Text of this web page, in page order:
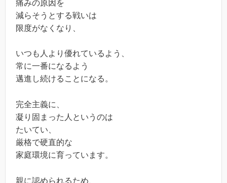
痛みの原因を
減らそうとする戦いは
限度がなくなり、
いつも人より優れているよう、
常に一番になるよう
邁進し続けることになる。
完全主義に、
凝り固まった人というのは
たいてい、
厳格で硬直的な
家庭環境に育っています。
親に認められるため、